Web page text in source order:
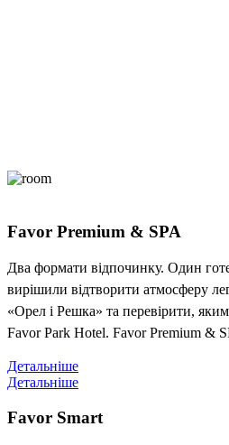
Favor Premium & SPA
Два формати відпочинку. Один
вирішили відтворити атмосферу
«Орел і Решка» та перевірити,
Favor Park Hotel. Favor Premium &
Детальніше
Детальніше
Favor Smart